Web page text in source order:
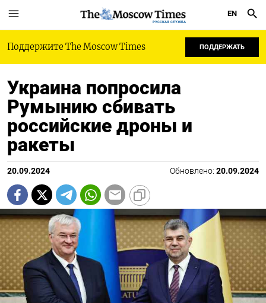
РУССКАЯ СЛУЖБА
EN
Поддержите The Moscow Times ПОДДЕРЖАТЬ
Украина попросила
Румынию сбивать
российские дроны и
ракеты
20.09.2024 Обновлено: 20.09.2024